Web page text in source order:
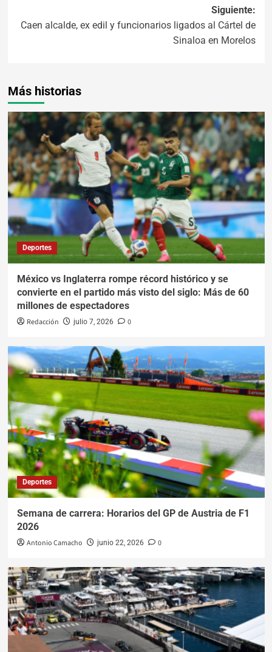
Siguiente:
Caen alcalde, ex edil y funcionarios ligados al Cártel de
Sinaloa en Morelos
Más historias
Deportes
México vs Inglaterra rompe récord histórico y se
convierte en el partido más visto del siglo: Más de 60
millones de espectadores
Redacción julio 7, 2026 0
Deportes
Semana de carrera: Horarios del GP de Austria de F1
2026
Antonio Camacho junio 22, 2026 0